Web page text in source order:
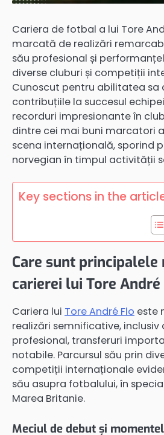
Cariera de fotbal a lui Tore
marcată de realizări
său profesional și
diverse cluburi și competiții
Cunoscut pentru abilitatea sa
contribuțiile la succesul
recorduri impresionante în
dintre cei mai buni marcatori
scena internațională, sporind
norvegian în timpul activității
Key sections in the
Care sunt principalele
carierei lui Tore André
Cariera lui Tore André Flo este
realizări semnificative, inclusiv
profesional, transferuri
notabile. Parcursul său prin
competiții internaționale
său asupra fotbalului, în
Marea Britanie.
Meciul de debut și